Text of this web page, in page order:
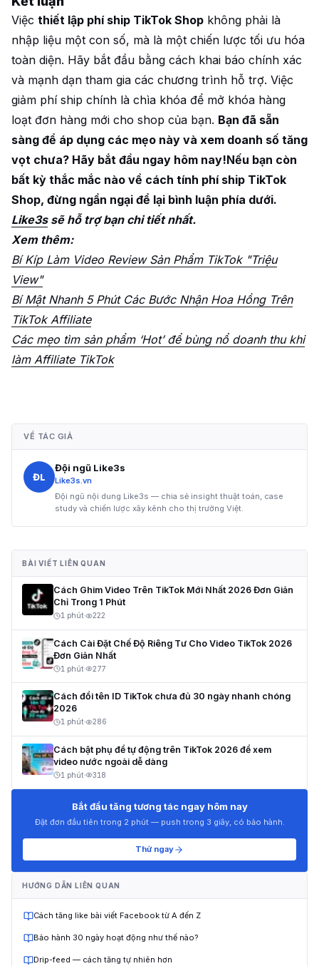
Việc thiết lập phí ship TikTok Shop không phải là
nhập liệu một con số, mà là một chiến lược tối ưu hóa
toàn diện. Hãy bắt đầu bằng cách khai báo chính xác
và mạnh dạn tham gia các chương trình hỗ trợ. Việc
giảm phí ship chính là chìa khóa để mở khóa hàng
loạt đơn hàng mới cho shop của bạn. Bạn đã sẵn
sàng để áp dụng các mẹo này và xem doanh số tăng
vọt chưa? Hãy bắt đầu ngay hôm nay!Nếu bạn còn
bất kỳ thắc mắc nào về cách tính phí ship TikTok
Shop, đừng ngần ngại để lại bình luận phía dưới.
Like3ssẽ hỗ trợ bạn chi tiết nhất.
Xem thêm:
Bí Kíp Làm Video Review Sản Phẩm TikTok "Triệu
View"
Bí Mật Nhanh 5 Phút Các Bước Nhận Hoa Hồng Trên
TikTok Affiliate
Các mẹo tìm sản phẩm ‘Hot’ để bùng nổ doanh thu khi
làm Affiliate TikTok
VỀ TÁC GIẢ
ĐL
Đội ngũ Like3s
Like3s.vn
Đội ngũ nội dung Like3s — chia sẻ insight thuật toán, case
study và chiến lược xây kênh cho thị trường Việt.
BÀI VIẾT LIÊN QUAN
Cách Ghim Video Trên TikTok Mới Nhất 2026 Đơn Giản
Chỉ Trong 1 Phút
1 phút· 222
Cách Cài Đặt Chế Độ Riêng Tư Cho Video TikTok 2026
Đơn Giản Nhất
1 phút· 277
Cách đổi tên ID TikTok chưa đủ 30 ngày nhanh chóng
2026
1 phút· 286
Cách bật phụ đề tự động trên TikTok 2026 để xem
video nước ngoài dễ dàng
1 phút· 318
Bắt đầu tăng tương tác ngay hôm nay
Đặt đơn đầu tiên trong 2 phút — push trong 3 giây, có bảo hành.
Thử ngay
HƯỚNG DẪN LIÊN QUAN
Cách tăng like bài viết Facebook từ A đến Z
Bảo hành 30 ngày hoạt động như thế nào?
Drip-feed — cách tăng tự nhiên hơn